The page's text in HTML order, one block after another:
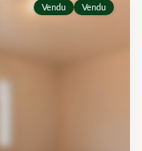
Vendu Vendu